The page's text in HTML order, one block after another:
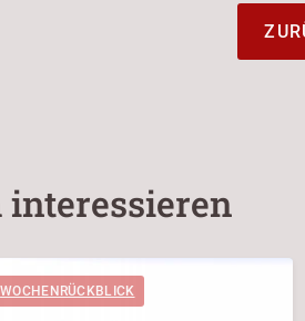
interessieren
WOCHENRÜCKBLICK